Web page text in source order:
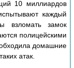
10 миллиардов
каждый
взломать замок
полицейскими
домашние
атак.